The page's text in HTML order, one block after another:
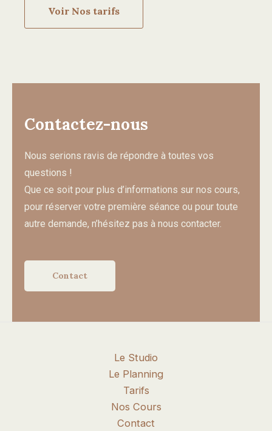
Voir Nos tarifs
Contactez-nous
Nous serions ravis de répondre à toutes vos
questions !
Que ce soit pour plus d’informations sur nos cours,
pour réserver votre première séance ou pour toute
autre demande, n’hésitez pas à nous contacter.
Contact
Le Studio
Le Planning
Tarifs
Nos Cours
Contact